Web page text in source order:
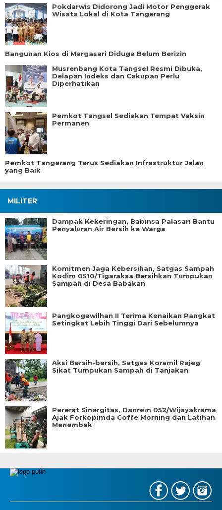
Pokdarwis Didorong Jadi Motor Penggerak
Wisata Lokal di Kota Tangerang
Bangunan Kios di Margasari Diduga Belum Berizin
Musrenbang Kota Tangsel Resmi Dibuka,
Delapan Indeks dan Cakupan Perlu
Diperhatikan
Pemkot Tangsel Sediakan Tempat Vaksin
Permanen
Pemkot Tangerang Terus Sediakan Infrastruktur Jalan
yang Baik
MILITER
Dampak Kekeringan, Babinsa Palasari Bantu
Penyaluran Air Bersih ke Warga
Komitmen Jaga Kebersihan, Satgas Sampah
Kodim 0510/Tigaraksa Bersihkan Tumpukan
Sampah di Desa Babakan
Pangkogawilhan II Terima Kenaikan Pangkat
Setingkat Lebih Tinggi Dari Sebelumnya
Aksi Bersih-bersih, Satgas Koramil Rajeg
Sikat Tumpukan Sampah di Tanjakan
Pererat Sinergitas, Danrem 052/Wijayakrama
Ajak Forkopimda Coffe Morning dan Latihan
Menembak